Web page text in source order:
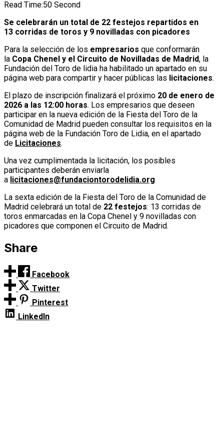
Read Time:50 Second
Se celebrarán un total de 22 festejos repartidos en
13 corridas de toros y 9 novilladas con picadores
Para la selección de los empresarios que conformarán
la Copa Chenel y el Circuito de Novilladas de Madrid, la
Fundación del Toro de lidia ha habilitado un apartado en su
página web para compartir y hacer públicas las licitaciones.
El plazo de inscripción finalizará el próximo 20 de enero de
2026 a las 12:00 horas. Los empresarios que deseen
participar en la nueva edición de la Fiesta del Toro de la
Comunidad de Madrid pueden consultar los requisitos en la
página web de la Fundación Toro de Lidia, en el apartado
de Licitaciones.
Una vez cumplimentada la licitación, los posibles
participantes deberán enviarla
a licitaciones@fundaciontorodelidia.org
La sexta edición de la Fiesta del Toro de la Comunidad de
Madrid celebrará un total de 22 festejos: 13 corridas de
toros enmarcadas en la Copa Chenel y 9 novilladas con
picadores que componen el Circuito de Madrid.
Share
Facebook
Twitter
Pinterest
LinkedIn